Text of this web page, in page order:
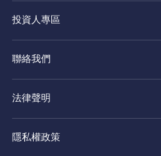
投資人專區
聯絡我們
法律聲明
隱私權政策